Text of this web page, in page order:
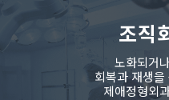
조직
노화되거
회복과 재생
제애정형외